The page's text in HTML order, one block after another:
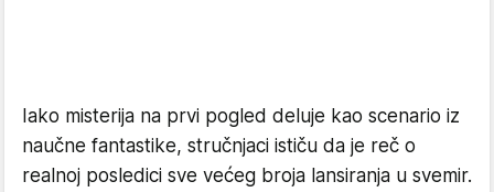
Iako misterija na prvi pogled deluje kao scenario iz
naučne fantastike, stručnjaci ističu da je reč o
realnoj posledici sve većeg broja lansiranja u svemir.